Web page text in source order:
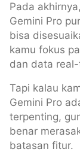
Pada
Gemini Pro
bisa
kamu fokus
dan data
Tapi kalau
Gemini Pro
terpenting,
benar
batasan fitur.